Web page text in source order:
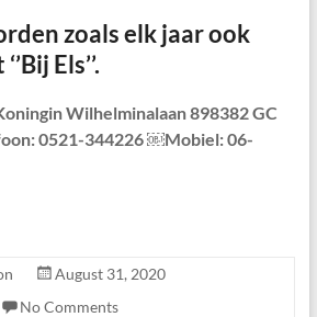
zoals elk jaar ook
Els’’.
Wilhelminalaan 898382 GC
0521-344226 ￼Mobiel: 06-
August 31, 2020
No Comments